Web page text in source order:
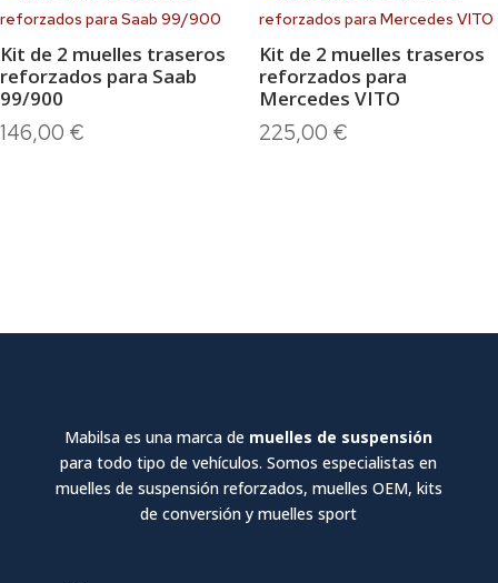
Kit de 2 muelles traseros
reforzados para Saab
99/900
146,00 €
Kit de 2 muelles traseros
reforzados para
Mercedes VITO
225,00 €
Mabilsa es una marca de muelles de suspensión
para todo tipo de vehículos. Somos especialistas en
muelles de suspensión reforzados, muelles OEM, kits
de conversión y muelles sport